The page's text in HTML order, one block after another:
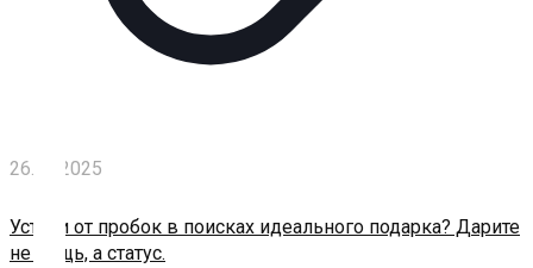
Слово
читателя
О
26.12.2025
Устали от пробок в поисках идеального подарка? Дарите
не вещь, а статус.